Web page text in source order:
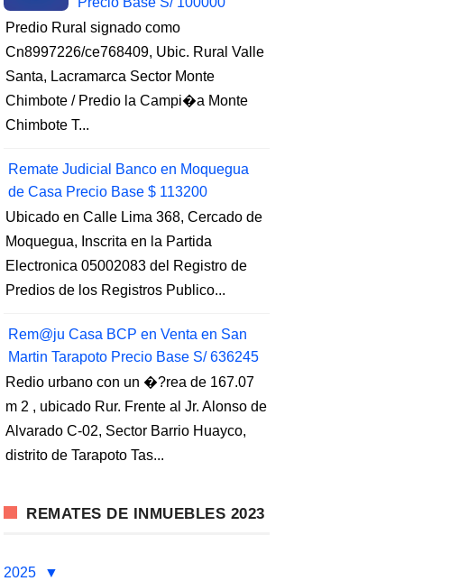
Predio Rural signado como
Cn8997226/ce768409, Ubic. Rural Valle
Santa, Lacramarca Sector Monte
Chimbote / Predio la Campi�a Monte
Chimbote T...
Remate Judicial Banco en Moquegua
de Casa Precio Base $ 113200
Ubicado en Calle Lima 368, Cercado de
Moquegua, Inscrita en la Partida
Electronica 05002083 del Registro de
Predios de los Registros Publico...
Rem@ju Casa BCP en Venta en San
Martin Tarapoto Precio Base S/ 636245
Redio urbano con un �?rea de 167.07
m 2 , ubicado Rur. Frente al Jr. Alonso de
Alvarado C-02, Sector Barrio Huayco,
distrito de Tarapoto Tas...
REMATES DE INMUEBLES 2023
2025